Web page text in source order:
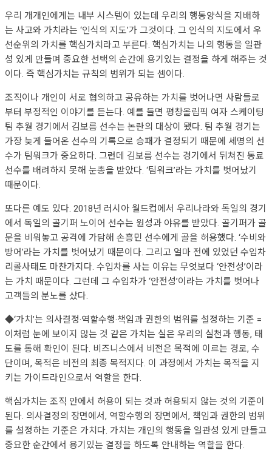
우리 개개인에게는 내부 시스템이 있는데 우리의 행동양식을 지배하
는 사고와 가치라는 ‘인식의 지도’가 그것이다. 그 인식의 지도에서 우
선순위의 가치를 핵심가치라고 부른다. 핵심가치는 나의 행동을 일관
성 있게 만들며 중요한 선택의 순간에 용기있는 결정을 하게 해주는 것
이다. 즉 핵심가치는 규칙의 범위가 되는 셈이다.
조직이나 개인이 서로 협의하고 공유하는 가치를 벗어나면 사람들로
부터 부정적인 이야기를 듣는다. 예를 들면 평창올림픽 여자 스케이팅
팀 추월 경기에서 김보름 선수는 논란의 대상이 됐다. 팀 추월 경기는
가장 늦게 들어온 선수의 기록으로 승패가 결정되기 때문에 세명의 선
수가 팀워크가 중요하다. 그런데 김보름 선수는 경기에서 뒤쳐진 동료
선수를 배려하지 못해 눈총을 받았다. ‘팀워크’라는 가치를 벗어났기
때문이다.
또다른 예도 있다. 2018년 러시아 월드컵에서 우리나라와 독일의 경기
에서 독일의 골기퍼 노이어 선수는 원성과 야유를 받았다. 골기퍼가 골
문을 비워놓고 공격에 가담해 손흥민 선수에게 골을 허용했다. ‘수비와
방어’라는 가치를 벗어났기 때문이다. 그리고 얼마 전에 있었던 수입차
리콜사태도 마찬가지다. 수입차를 사는 이유는 무엇보다 ‘안전성’이라
는 가치 때문이다. 그런데 그 수입차가 ‘안전성’이라는 가치를 벗어나
고객들의 분노를 샀다.
◆‘가치’는 의사결정·역할수행·책임과 권한의 범위를 설정하는 기준 =
이처럼 눈에 보이지 않는 것 같은 가치는 실은 우리의 실천과 행동, 태
도를 통해 확인이 된다. 비즈니스에서 비전은 목적에 이르는 경로, 수
단이며, 목적은 비전의 최종 목적지다. 이 과정에서 가치는 목적을 지
키는 가이드라인으로서 역할을 한다.
핵심가치는 조직 안에서 허용이 되는 것과 허용되지 않는 것의 기준이
된다. 의사결정의 장면에서, 역할수행의 장면에서, 책임과 권한의 범위
를 설정하는 기준은 가치다. 가치는 개인의 행동을 일관성 있게 만들고
중요한 순간에서 용기있는 결정을 하도록 안내하는 역할을 한다.